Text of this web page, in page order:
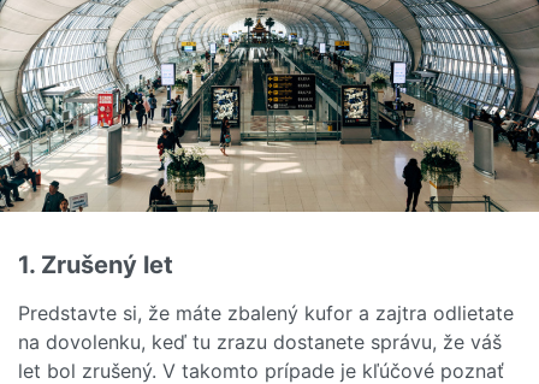
1. Zrušený let
Predstavte si, že máte zbalený kufor a zajtra odlietate
na dovolenku, keď tu zrazu dostanete správu, že váš
let bol zrušený. V takomto prípade je kľúčové poznať